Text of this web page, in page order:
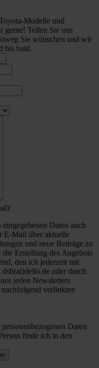
Modelle und
gerne! Teilen Sie uns
Sie wünschen und wir
bis bald.
Daten auch
E-Mail über aktuelle
und neue Beiträge zu
Erstellung des Angebots
den ich jederzeit mit
oder durch
jeden Newsletters
verlinkten
Daten
finde ich in den